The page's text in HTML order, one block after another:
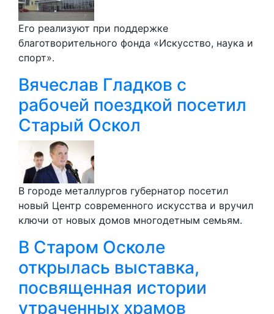
Его реализуют при поддержке
благотворительного фонда «Искусство, наука и
спорт».
Вячеслав Гладков с
рабочей поездкой посетил
Старый Оскол
В городе металлургов губернатор посетил
новый Центр современного искусства и вручил
ключи от новых домов многодетным семьям.
В Старом Осколе
открылась выставка,
посвященная истории
утраченных храмов